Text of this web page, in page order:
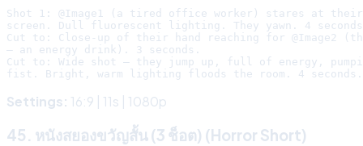
Shot 1: @Image1 (a tired office worker) stares at their
screen. Dull fluorescent lighting. They yawn. 4
Cut to: Close-up of their hand reaching for @Image2
— an energy drink). 3 seconds.
Cut to: Wide shot — they jump up, full of energy,
Settings: 16:9 | 11s | 1080p
45. หนังสยองขวัญสั้น (3 ช็อต) (Horror Short)